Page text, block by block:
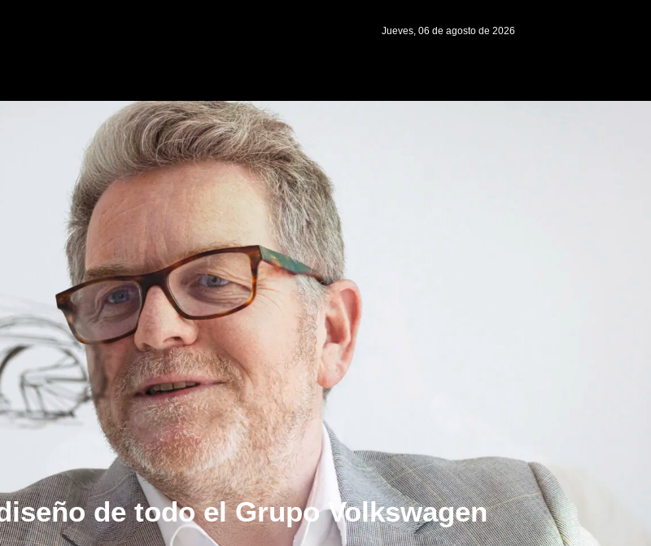
Jueves, 06 de agosto de 2026
de todo el Grupo Volkswagen